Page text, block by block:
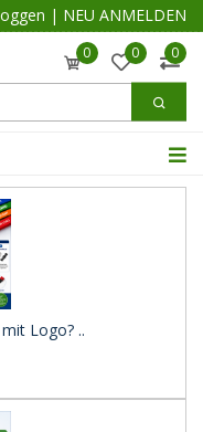
| NEU ANMELDEN
0 0 0
Logo? ..